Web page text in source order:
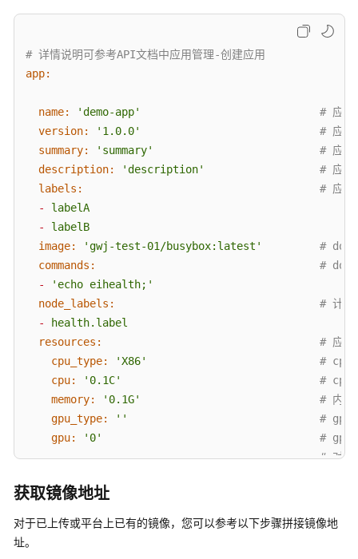
践
参
考
CLI
命
是
医
疗
智
能
体
eihealth-
toolkit
取
使
# 详情说明可参考API文档中应用管理-创建应用
app:
name: 'demo-app'
# 应用
version:
'1.0.0'
# 应用
summary:
'summary'
# 应
description:
'description'
# 应用
labels:
# 应用
-
labelA
-
labelB
image:
'gwj-test-01/busybox:latest'
#
commands:
#
-
'echo eihealth;'
node_labels:
# 计算
-
health.label
resources:
# 应用
cpu_type:
'X86'
# cpu
cpu:
'0.1C'
# cpu
memory:
'0.1G'
# 内存
gpu_type:
''
# gpu
gpu:
'0'
# gpu
# 对于
- name: 'input-dir'
获取镜像地址
对于已上传或平台上已有的镜像，您可以参考以下步骤拼接镜像地
址。